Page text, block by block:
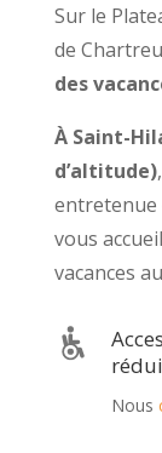
Sur le
de
des
À Saint-
d’altitude)
entretenue
vous
vacances
Nous